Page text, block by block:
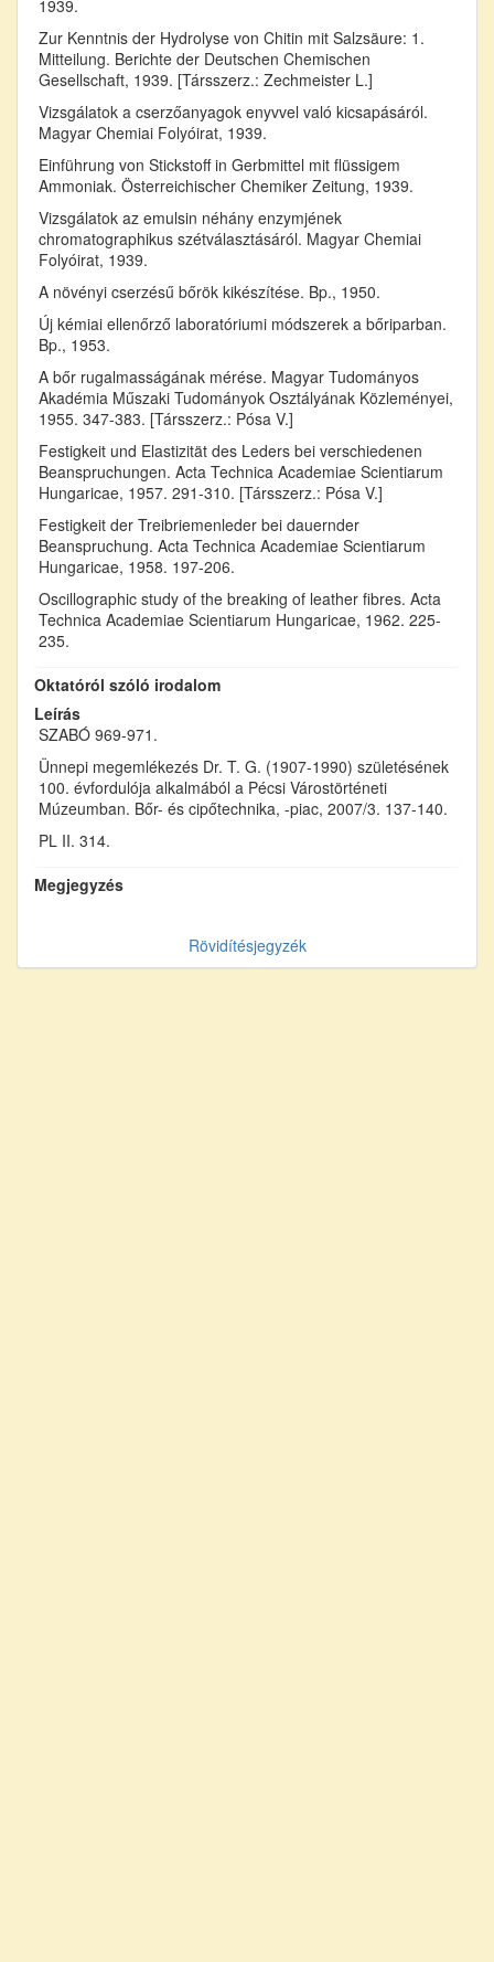
1939.
Zur Kenntnis der Hydrolyse von Chitin mit Salzsäure: 1.
Mitteilung. Berichte der Deutschen Chemischen
Gesellschaft, 1939. [Társszerz.: Zechmeister L.]
Vizsgálatok a cserzőanyagok enyvvel való kicsapásáról.
Magyar Chemiai Folyóirat, 1939.
Einführung von Stickstoff in Gerbmittel mit flüssigem
Ammoniak. Österreichischer Chemiker Zeitung, 1939.
Vizsgálatok az emulsin néhány enzymjének
chromatographikus szétválasztásáról. Magyar Chemiai
Folyóirat, 1939.
A növényi cserzésű bőrök kikészítése. Bp., 1950.
Új kémiai ellenőrző laboratóriumi módszerek a bőriparban.
Bp., 1953.
A bőr rugalmasságának mérése. Magyar Tudományos
Akadémia Műszaki Tudományok Osztályának Közleményei,
1955. 347-383. [Társszerz.: Pósa V.]
Festigkeit und Elastizität des Leders bei verschiedenen
Beanspruchungen. Acta Technica Academiae Scientiarum
Hungaricae, 1957. 291-310. [Társszerz.: Pósa V.]
Festigkeit der Treibriemenleder bei dauernder
Beanspruchung. Acta Technica Academiae Scientiarum
Hungaricae, 1958. 197-206.
Oscillographic study of the breaking of leather fibres. Acta
Technica Academiae Scientiarum Hungaricae, 1962. 225-
235.
Oktatóról szóló irodalom
Leírás
SZABÓ 969-971.
Ünnepi megemlékezés Dr. T. G. (1907-1990) születésének
100. évfordulója alkalmából a Pécsi Várostörténeti
Múzeumban. Bőr- és cipőtechnika, -piac, 2007/3. 137-140.
PL II. 314.
Megjegyzés
Rövidítésjegyzék